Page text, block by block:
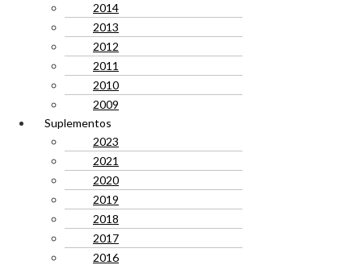
2014
2013
2012
2011
2010
2009
Suplementos
2023
2021
2020
2019
2018
2017
2016